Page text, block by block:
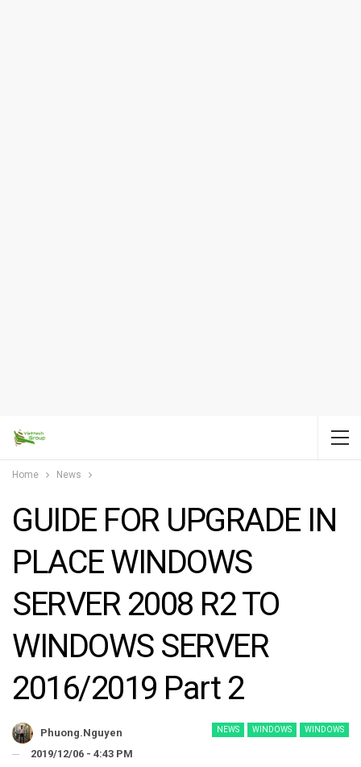
Home News
GUIDE FOR UPGRADE IN
PLACE WINDOWS
SERVER 2008 R2 TO
WINDOWS SERVER
2016/2019 Part 2
NEWS WINDOWS WINDOWS
Phuong.nguyen
2019/12/06 - 4:43 PM